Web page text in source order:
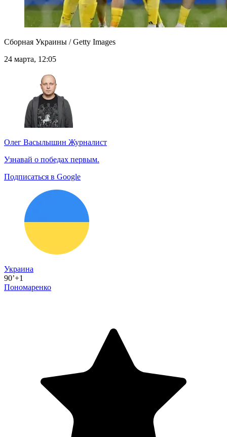
Сборная Украины / Getty Images
24 марта, 12:05
Олег Васылышин Журналист
Узнавай о победах первым.
Подписаться в Google
Украина
90’+1
Пономаренко